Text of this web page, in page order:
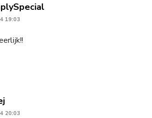
says:
19:03
says:
20:03